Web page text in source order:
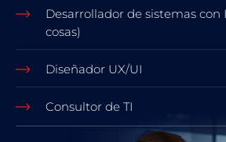
Desarrollador de sistemas con
cosas)
Diseñador UX/UI
Consultor de TI